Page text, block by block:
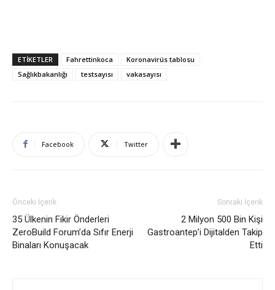
ETIKETLER Fahrettinkoca
Koronavirüs tablosu
Sağlıkbakanlığı
testsayısı vakasayısı
Facebook Twitter
Önceki İçerik
35 Ülkenin Fikir Önderleri
ZeroBuild Forum’da Sıfır Enerji
Binaları Konuşacak
Sonraki İçerik
2 Milyon 500 Bin Kişi
Gastroantep’i Dijitalden Takip
Etti